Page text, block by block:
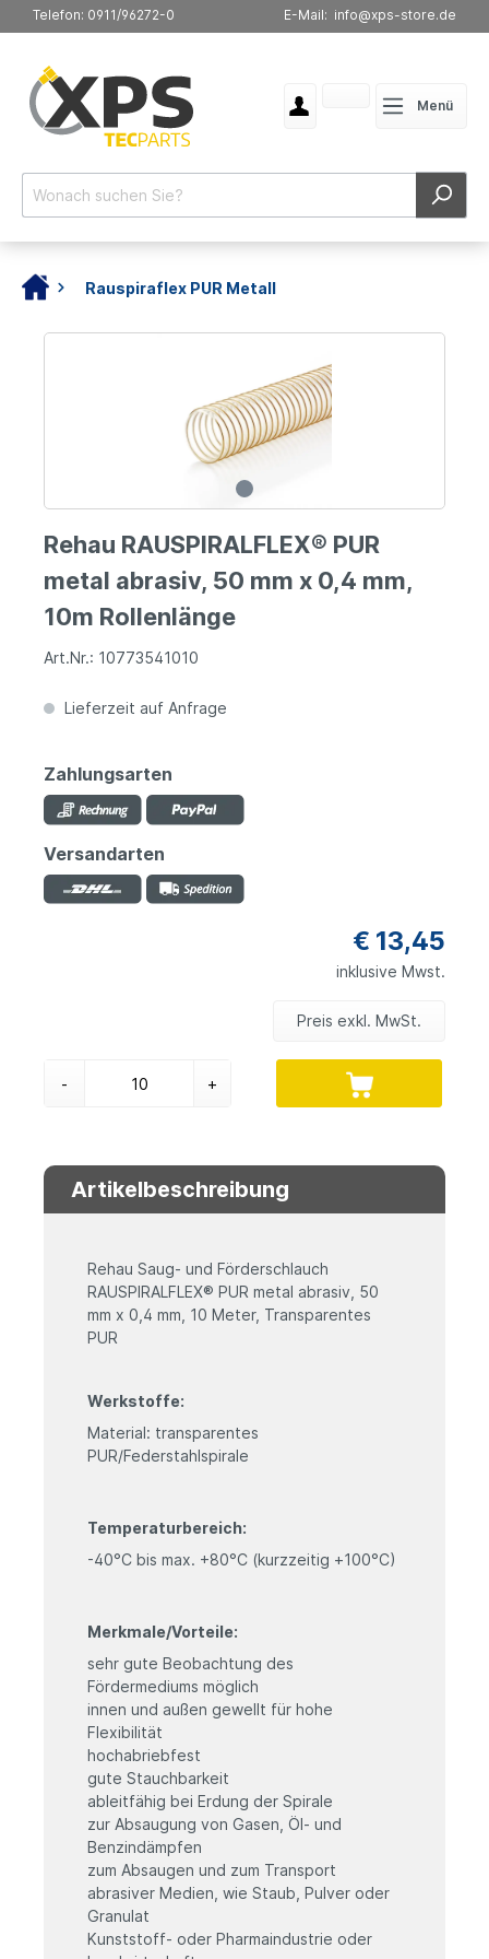
Telefon: 0911/96272-0 E-Mail: info@xps-store.de
Menü
Rauspiraflex PUR Metall
Rehau RAUSPIRALFLEX® PUR
metal abrasiv, 50 mm x 0,4 mm,
10m Rollenlänge
Art.Nr.: 10773541010
Lieferzeit auf Anfrage
Zahlungsarten
Versandarten
€ 13,45
inklusive Mwst.
Preis exkl. MwSt.
- +
Artikelbeschreibung
Rehau Saug- und Förderschlauch
RAUSPIRALFLEX® PUR metal abrasiv, 50
mm x 0,4 mm, 10 Meter, Transparentes
PUR
Werkstoffe:
Material: transparentes
PUR/Federstahlspirale
Temperaturbereich:
-40°C bis max. +80°C (kurzzeitig +100°C)
Merkmale/Vorteile:
sehr gute Beobachtung des
Fördermediums möglich
innen und außen gewellt für hohe
Flexibilität
hochabriebfest
gute Stauchbarkeit
ableitfähig bei Erdung der Spirale
zur Absaugung von Gasen, Öl- und
Benzindämpfen
zum Absaugen und zum Transport
abrasiver Medien, wie Staub, Pulver oder
Granulat
Kunststoff- oder Pharmaindustrie oder